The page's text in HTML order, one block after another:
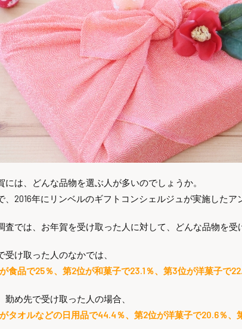
には、どんな品物を選ぶ人が多いのでしょうか。
、2016年にリンベルのギフトコンシェルジュが実施したア
査では、お年賀を受け取った人に対して、どんな品物を受
受け取った人のなかでは、
食品で25％、第2位が和菓子で23.1％、第3位が洋菓子で
勤め先で受け取った人の場合、
タオルなどの日用品で44.4％、第2位が洋菓子で20.6％、